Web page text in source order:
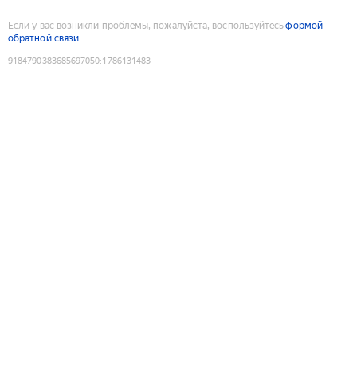
Если у вас возникли проблемы, пожалуйста, воспользуйтесьформой
обратной связи
9184790383685697050:1786131483